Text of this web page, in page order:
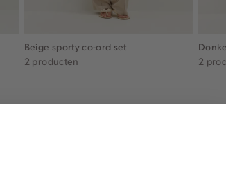
Beige sporty co-ord set
2 producten
2